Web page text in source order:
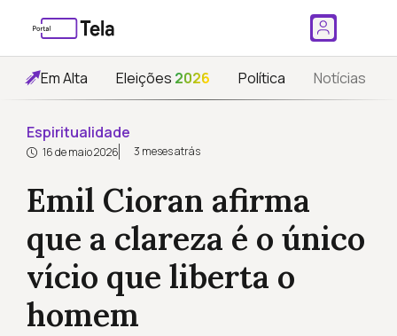
Em Alta Eleições 2026 Política Notícias
Espiritualidade
16 de maio 2026 3 meses atrás
Emil Cioran afirma
que a clareza é o único
vício que liberta o
homem